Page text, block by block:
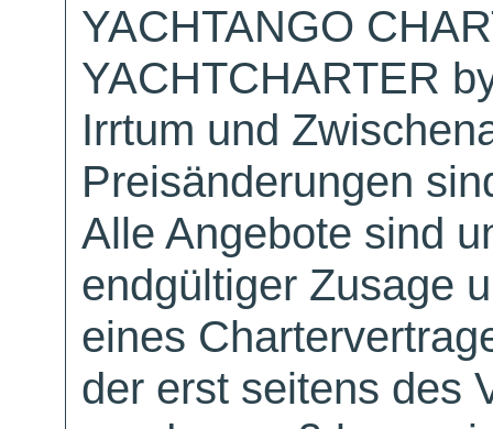
YACHTANGO
YACHTCHARTER
Irrtum und
Preisänderungen
Alle Angebote sind
endgültiger Zusage
eines
der erst seitens des